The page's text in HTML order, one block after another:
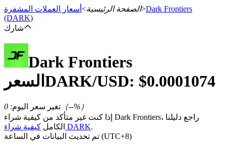
العقود الآجلة
الصفحة الرئيسية> أسعار العملات المشفرة >Dark Frontiers
(DARK)
شارك
Dark Frontiers
السعر DARK/USD: $0.0001074
تغير سعر اليوم:
0 （--%）
إذا كنت غير متأكد من كيفية شراء Dark Frontiers، راجع دليلنا
الكامل كيفية شراء DARK.
تم تحديث البيانات في الساعة (UTC+8)